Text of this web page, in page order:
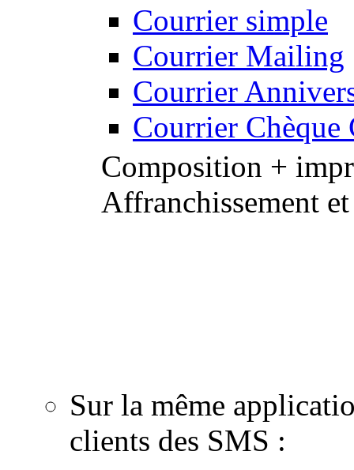
Courrier simple
Courrier Mailing
Courrier
Courrier Chèque
Composition +
Affranchissement
Sur la même
clients des SMS :